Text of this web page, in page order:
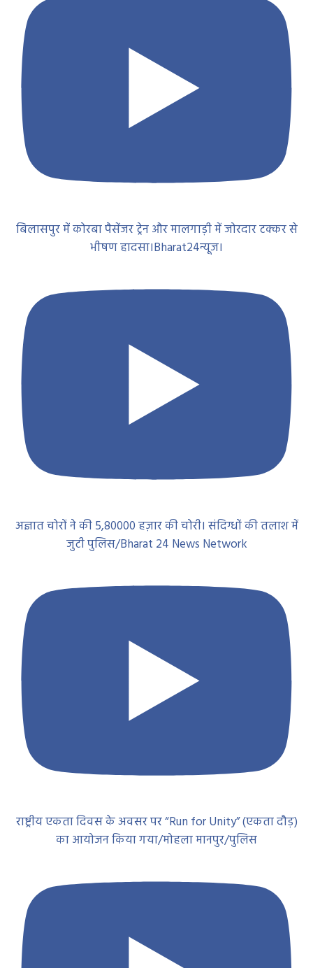
बिलासपुर में कोरबा पैसेंजर ट्रेन और मालगाड़ी में जोरदार टक्कर से
भीषण हादसा।Bharat24न्यूज।
अज्ञात चोरों ने की 5,80000 हज़ार की चोरी। संदिग्धों की तलाश में
जुटी पुलिस/Bharat 24 News Network
राष्ट्रीय एकता दिवस के अवसर पर “Run for Unity” (एकता दौड़)
का आयोजन किया गया/मोहला मानपुर/पुलिस